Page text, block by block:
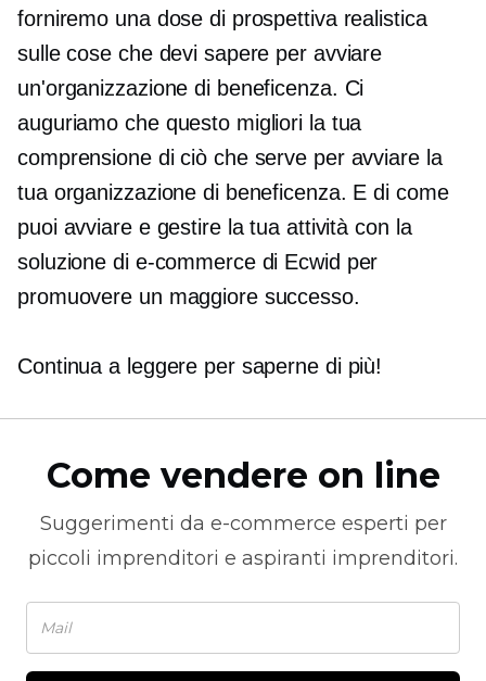
forniremo una dose di prospettiva realistica
sulle cose che devi sapere per avviare
un'organizzazione di beneficenza. Ci
auguriamo che questo migliori la tua
comprensione di ciò che serve per avviare la
tua organizzazione di beneficenza. E di come
puoi avviare e gestire la tua attività con la
soluzione di e-commerce di Ecwid per
promuovere un maggiore successo.
Continua a leggere per saperne di più!
Come vendere on line
Suggerimenti da e-commerce esperti per
piccoli imprenditori e aspiranti imprenditori.